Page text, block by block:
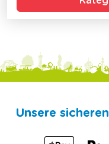
Unsere